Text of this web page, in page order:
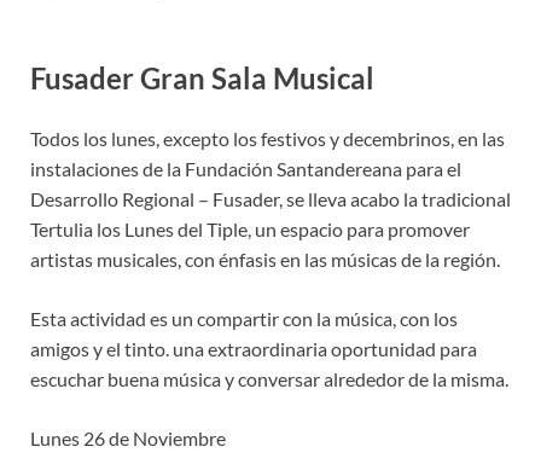
Fusader Gran Sala Musical
Todos los lunes, excepto los festivos y decembrinos, en las
instalaciones de la Fundación Santandereana para el
Desarrollo Regional – Fusader, se lleva acabo la tradicional
Tertulia los Lunes del Tiple, un espacio para promover
artistas musicales, con énfasis en las músicas de la región.
Esta actividad es un compartir con la música, con los
amigos y el tinto. una extraordinaria oportunidad para
escuchar buena música y conversar alrededor de la misma.
Lunes 26 de Noviembre